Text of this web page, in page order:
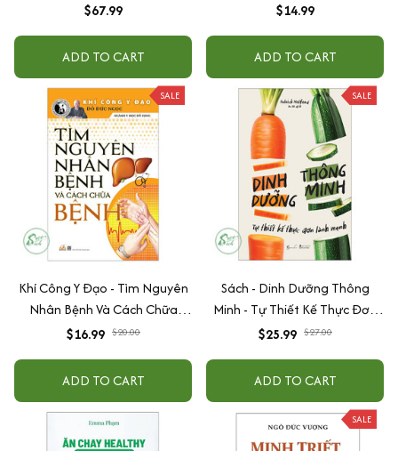
phúc/Vegan Journey/Ăn chay
$67.99
ADD TO CART
$14.99
ADD TO CART
SALE
Khí Công Y Đạo - Tìm Nguyên
Nhân Bệnh Và Cách Chữa
Bệnh - Đỗ Đức Ngọc
$16.99 $20.00
ADD TO CART
SALE
Sách - Dinh Dưỡng Thông
Minh - Tự Thiết Kế Thực Đơn
Lành Mạnh
$25.99 $27.00
ADD TO CART
SALE